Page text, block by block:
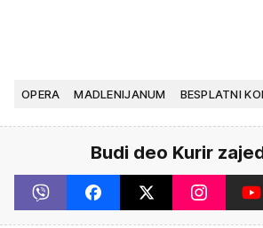
OPERA MADLENIJANUM BESPLATNI
Budi deo Kurir